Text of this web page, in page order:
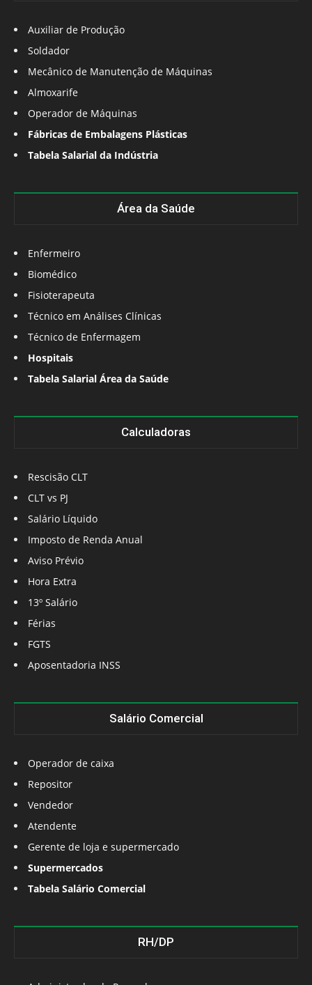
Auxiliar de Produção
Soldador
Mecânico de Manutenção de Máquinas
Almoxarife
Operador de Máquinas
Fábricas de Embalagens Plásticas
Tabela Salarial da Indústria
Área da Saúde
Enfermeiro
Biomédico
Fisioterapeuta
Técnico em Análises Clínicas
Técnico de Enfermagem
Hospitais
Tabela Salarial Área da Saúde
Calculadoras
Rescisão CLT
CLT vs PJ
Salário Líquido
Imposto de Renda Anual
Aviso Prévio
Hora Extra
13º Salário
Férias
FGTS
Aposentadoria INSS
Salário Comercial
Operador de caixa
Repositor
Vendedor
Atendente
Gerente de loja e supermercado
Supermercados
Tabela Salário Comercial
RH/DP